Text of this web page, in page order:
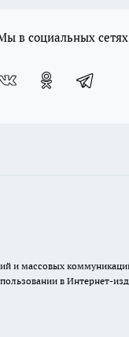
в социальных сетях
и массовых
в Интернет-